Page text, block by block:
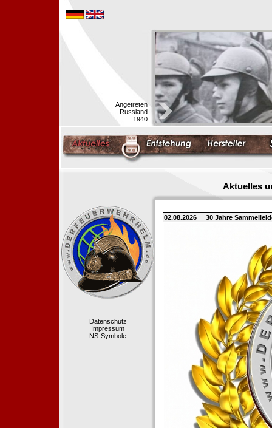
Angetreten
Russland
1940
Aktuelles
Datenschutz
Impressum
NS-Symbole
02.08.2026 30 Jahre